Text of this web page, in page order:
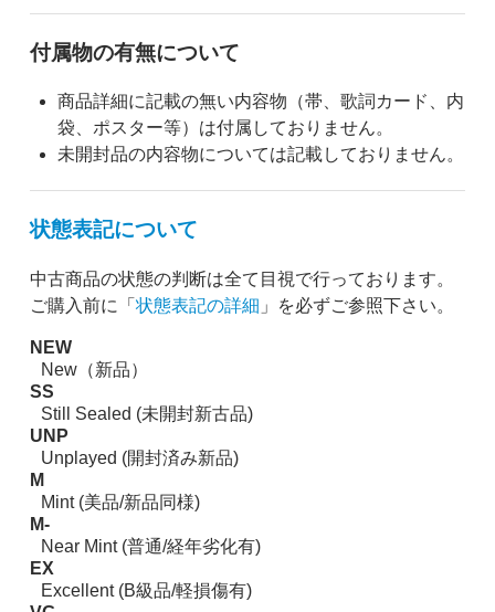
付属物の有無について
商品詳細に記載の無い内容物（帯、歌詞カード、内
袋、ポスター等）は付属しておりません。
未開封品の内容物については記載しておりません。
状態表記について
中古商品の状態の判断は全て目視で行っております。
ご購入前に「 状態表記の詳細 」を必ずご参照下さい。
NEW
New（新品）
SS
Still Sealed (未開封新古品)
UNP
Unplayed (開封済み新品)
M
Mint (美品/新品同様)
M-
Near Mint (普通/経年劣化有)
EX
Excellent (B級品/軽損傷有)